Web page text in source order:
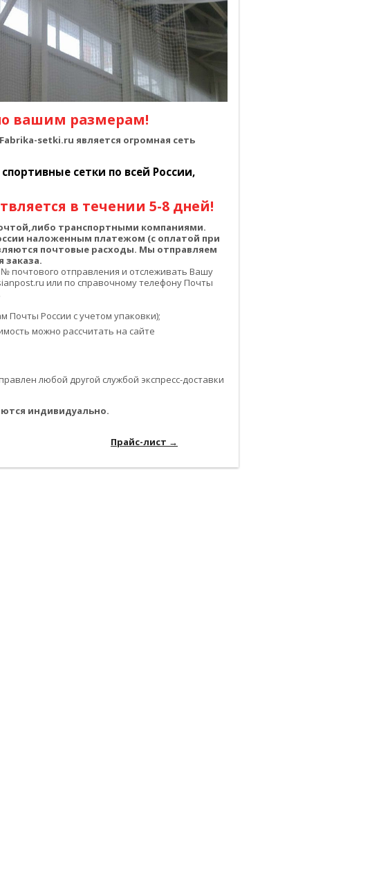
вашим размерам!
setki.ru является огромная сеть
сетки по всей России,
в течении 5-8 дней!
транспортными компаниями.
наложенным платежом (с оплатой при
почтовые расходы. Мы отправляем
заказа.
почтового отправления и отслеживать Вашу
или по справочному телефону Почты
Почты России с учетом упаковки);
можно рассчитать на сайте
любой другой службой экспресс-доставки
индивидуально.
Прайс-лист →